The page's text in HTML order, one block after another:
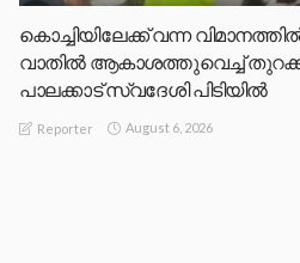
കൊച്ചിയിലേക്ക് വന്ന
വാതിൽ ആകാശത്തുവെച്ച്
പാലക്കാട് സ്വദേശി പിടിയിൽ
Reporter August 6, 2026